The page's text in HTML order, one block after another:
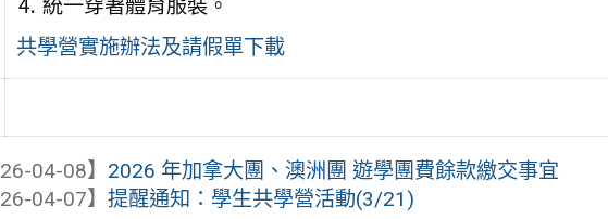
⒋ 統一穿著體育服裝。
共學營實施辦法及請假單下載
04-08】 2026 年加拿大團、澳洲團 遊學團費餘款繳交事宜
04-07】提醒通知：學生共學營活動(3/21)